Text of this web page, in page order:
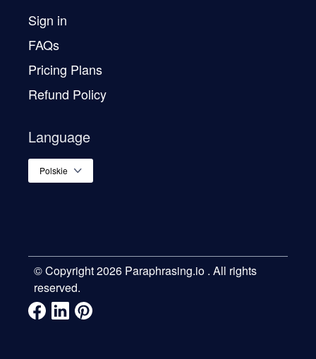
Sign in
FAQs
Pricing Plans
Refund Policy
Language
Polskie
© Copyright 2026 Paraphrasing.io . All rights
reserved.